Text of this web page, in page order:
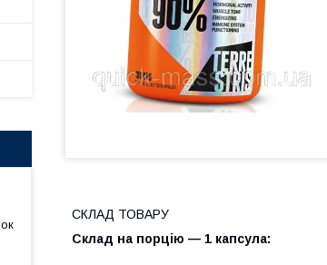
СКЛАД ТОВАРУ
Склад на порцію — 1 капсула: